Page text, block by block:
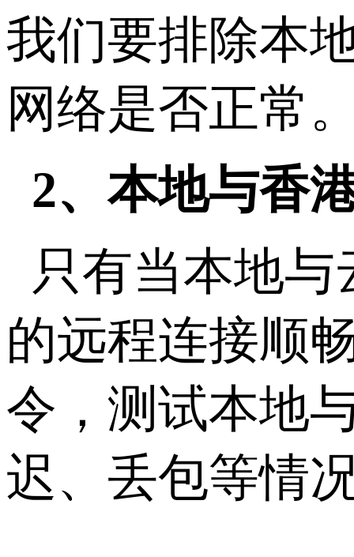
我们要排除本
网络是否正常
2、本地与香
只有当本地
的远程连接顺
令，测试本地
迟、丢包等情